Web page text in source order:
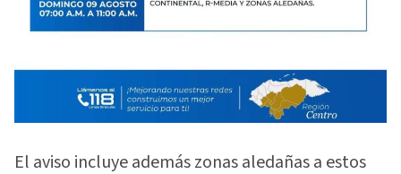
El aviso incluye además zonas aledañas a estos